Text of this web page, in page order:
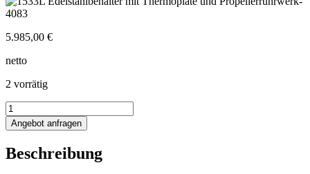
5.985,00 €
netto
2 vorrätig
1533L
heiz-/kühlbarer
Edelstahlbehälter
Thermoplate
Angebot anfragen
Beschreibung